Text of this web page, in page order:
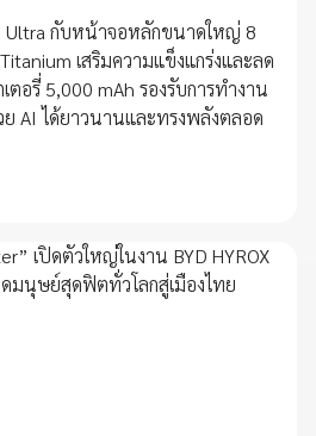
Ultra กับหน้าจอหลักขนาดใหญ่ 8
เสริมความแข็งแกร่งและลด
อรี่ 5,000 mAh รองรับการทำงาน
AI ได้ยาวนานและทรงพลังตลอด